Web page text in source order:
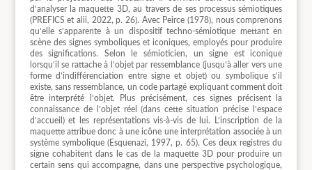
d’analyser la maquette 3D, au travers de ses processus sémiotiques
(PREFICS et alii, 2022, p. 26). Avec Peirce (1978), nous comprenons
qu’elle s’apparente à un dispositif techno-sémiotique mettant en
scène des signes symboliques et iconiques, employés pour produire
des significations. Selon le sémioticien, un signe est iconique
lorsqu’il se rattache à l’objet par ressemblance (jusqu’à aller vers une
forme d’indifférenciation entre signe et objet) ou symbolique s’il
existe, sans ressemblance, un code partagé expliquant comment doit
être interprété l’objet. Plus précisément, ces signes précisent la
connaissance de l’objet réel (dans cette situation précise l’espace
d’accueil) et les représentations vis-à-vis de lui. L’inscription de la
maquette attribue donc à une icône une interprétation associée à un
système symbolique (Esquenazi, 1997, p. 65). Ces deux registres du
signe cohabitent dans le cas de la maquette 3D pour produire un
certain sens qui accompagne, dans une perspective psychologique,